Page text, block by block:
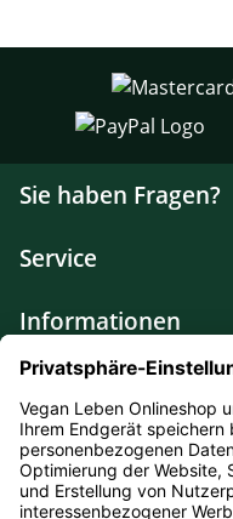
Sie haben Fragen?
Service
Informationen
Lebensmittel
Drogerie
Weitere Kategorien